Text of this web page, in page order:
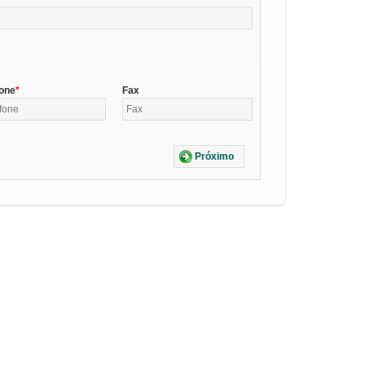
Fax
Próximo